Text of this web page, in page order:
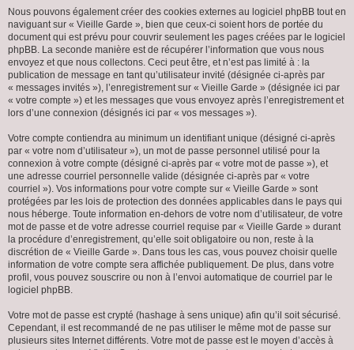
Nous pouvons également créer des cookies externes au logiciel phpBB tout en
naviguant sur « Vieille Garde », bien que ceux-ci soient hors de portée du
document qui est prévu pour couvrir seulement les pages créées par le logiciel
phpBB. La seconde manière est de récupérer l’information que vous nous
envoyez et que nous collectons. Ceci peut être, et n’est pas limité à : la
publication de message en tant qu’utilisateur invité (désignée ci-après par
« messages invités »), l’enregistrement sur « Vieille Garde » (désignée ici par
« votre compte ») et les messages que vous envoyez après l’enregistrement et
lors d’une connexion (désignés ici par « vos messages »).
Votre compte contiendra au minimum un identifiant unique (désigné ci-après
par « votre nom d’utilisateur »), un mot de passe personnel utilisé pour la
connexion à votre compte (désigné ci-après par « votre mot de passe »), et
une adresse courriel personnelle valide (désignée ci-après par « votre
courriel »). Vos informations pour votre compte sur « Vieille Garde » sont
protégées par les lois de protection des données applicables dans le pays qui
nous héberge. Toute information en-dehors de votre nom d’utilisateur, de votre
mot de passe et de votre adresse courriel requise par « Vieille Garde » durant
la procédure d’enregistrement, qu’elle soit obligatoire ou non, reste à la
discrétion de « Vieille Garde ». Dans tous les cas, vous pouvez choisir quelle
information de votre compte sera affichée publiquement. De plus, dans votre
profil, vous pouvez souscrire ou non à l’envoi automatique de courriel par le
logiciel phpBB.
Votre mot de passe est crypté (hashage à sens unique) afin qu’il soit sécurisé.
Cependant, il est recommandé de ne pas utiliser le même mot de passe sur
plusieurs sites Internet différents. Votre mot de passe est le moyen d’accès à